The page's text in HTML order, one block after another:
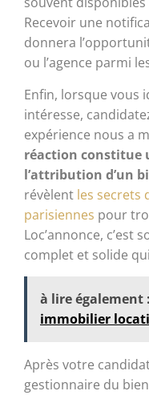
Recevoir une
donnera
ou l’agence parmi
Enfin, lorsque vous
intéresse,
expérience nous a
réaction constitue
l’attribution d’un
révèlent les secrets
parisiennes pour
Loc’annonce, c’est
complet et solide
à lire également :
immobilier
Après votre
gestionnaire du